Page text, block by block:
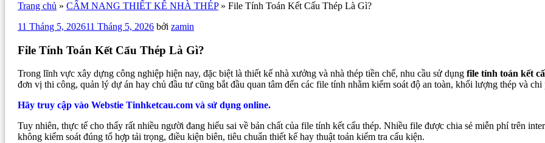
Trang chủ » CẨM NANG THIẾT KẾ NHÀ THÉP» File Tính Toán Kết Cấu Thép Là Gì?
Đăng
11 Tháng 5, 202611 Tháng 5, 2026 bởi zamin
File Tính Toán Kết Cấu Thép Là Gì?
Trong lĩnh vực xây dựng công nghiệp hiện nay, đặc biệt là thiết kế nhà xưởng và nhà thép tiền chế, nhu cầu sử dụng file tính toán kết
đơn vị thi công, quản lý dự án hay chủ đầu tư cũng bắt đầu quan tâm đến các file tính nhằm kiểm soát độ an toàn, khối lượng thép và
Hãy truy cập vào Webstie Tinhketcau.com và sử dụng online.
Tuy nhiên, thực tế cho thấy rất nhiều người đang hiểu sai về bản chất của file tính kết cấu thép. Nhiều file được chia sẻ miễn phí trên
không kiểm soát đúng tổ hợp tải trọng, điều kiện biên, tiêu chuẩn thiết kế hay thuật toán kiểm tra cấu kiện.